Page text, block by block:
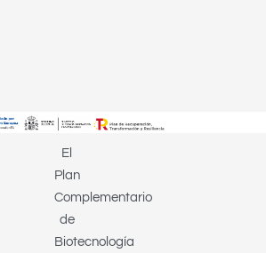
El
Plan
Complementario
de
Biotecnología